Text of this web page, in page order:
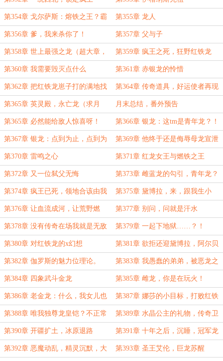
第354章 戈尔萨斯：熔铁之王？霸
气侧漏，该杀！
第355章 龙人
第356章 爹，我来杀你了！ 第357章 父与子
第358章 世上最强之龙（超大章，
求月票！）
第359章 疯王之死，狂野红铁龙
第360章 我需要毁灭点什么 第361章 赤银龙的怜惜
第362章 把红铁龙崽子打的满地找
牙，一雪前耻！
第364章 传奇道具，好运使者再现
第365章 英灵殿，永亡龙（求月
票）
月末总结，番外预告
第365章 必然能给敌人惊喜呀！ 第366章 银龙：这tm是青年龙？！
（月末求票）
第367章 银龙：点到为止，点到为
止！（大章，求月票）
第369章 他终于还是侮辱母龙宣泄
怒火了
第370章 雷鸣之心 第371章 红龙女王与燃铁之王
第372章 又一位弑父无悔 第373章 雌蓝龙的勾引，青年龙？
那更好了！
第374章 疯王已死，领地合该由我
继承！
第375章 黛博拉，来，跟我生小
龙！
第376章 让血流成河，让荒野燃
烧！
第377章 别问，问就是汗水
第378章 没有传奇在场我就是无敌
的！
第379章 一起下地狱……？！
第380章 对红铁龙的x幻想 第381章 欲拒还迎黛博拉，阿尔贝
托的龙姐
第382章 伽罗斯的魅力位理论。 第383章 我愚蠢的弟弟，被恶龙之
王俘虏了！
第384章 四象武斗金龙 第385章 雌龙，你是在玩火！
第386章 老金龙：什么，我女儿也
不回来了？！
第387章 娜莎的小目标，打败红铁
龙
第388章 唯我独尊龙皇铠？不正常
的金龙一家
第389章 水晶公主的礼物，传奇卫
士
第390章 开疆扩土，冰原退路 第391章 十年之后，沉睡，冠军龙
第392章 恶魔动乱，精灵沉默，大 第393章 圣王艾伦，巨龙苏醒